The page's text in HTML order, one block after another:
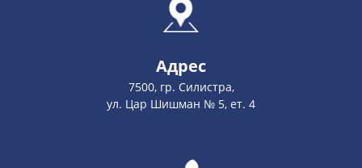
Адрес
7500, гр. Силистра,
ул. Цар Шишман № 5, ет. 4